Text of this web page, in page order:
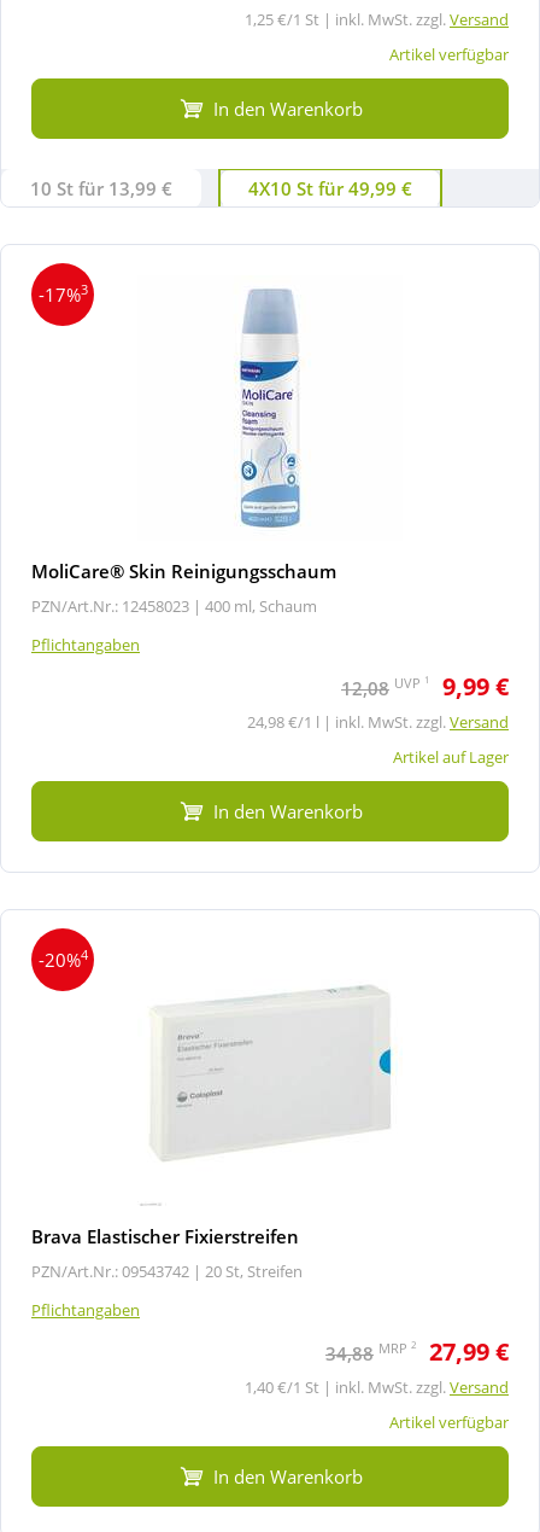
1,25 €/1 St | inkl. MwSt. zzgl.Versand
Artikel verfügbar
In den Warenkorb
10 St für 13,99 € 4X10 St für 49,99 €
-17%3
MoliCare® Skin Reinigungsschaum
PZN/Art.Nr.: 12458023 | 400 ml, Schaum
Pflichtangaben
12,08 UVP 1 9,99 €
24,98 €/1 l | inkl. MwSt. zzgl.Versand
Artikel auf Lager
In den Warenkorb
-20%4
Brava Elastischer Fixierstreifen
PZN/Art.Nr.: 09543742 | 20 St, Streifen
Pflichtangaben
34,88 MRP 2 27,99 €
1,40 €/1 St | inkl. MwSt. zzgl.Versand
Artikel verfügbar
In den Warenkorb